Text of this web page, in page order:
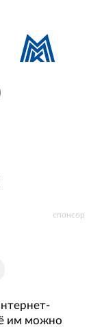
спонсор
им можно